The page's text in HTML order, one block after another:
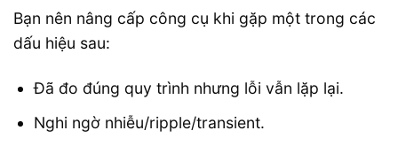
Bạn nên nâng cấp công cụ khi gặp một trong các
dấu hiệu sau:
Đã đo đúng quy trình nhưng lỗi vẫn lặp lại.
Nghi ngờ nhiễu/ripple/transient.